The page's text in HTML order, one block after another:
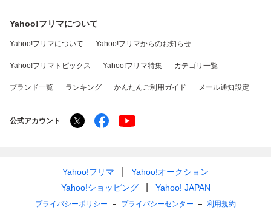
Yahoo!フリマについて
Yahoo!フリマについて Yahoo!フリマからのお知らせ
Yahoo!フリマトピックス Yahoo!フリマ特集 カテゴリ一覧
ブランド一覧 ランキング かんたんご利用ガイド メール通知設定
公式アカウント
Yahoo!フリマ
Yahoo!オークション
Yahoo!ショッピング
Yahoo! JAPAN
プライバシーポリシー プライバシーセンター 利用規約